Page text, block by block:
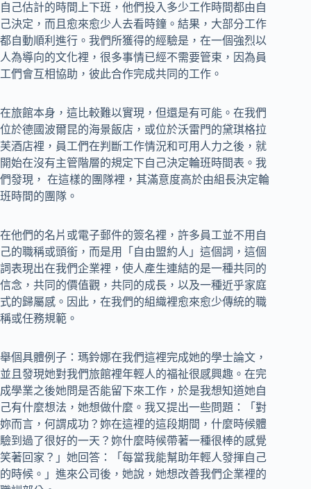
自己估計的時間上下班，他們投入多少工作時間都由自
己決定，而且愈來愈少人去看時鐘。結果，大部分工作
都自動順利進行。我們所獲得的經驗是，在一個強烈以
人為導向的文化裡，很多事情已經不需要管束，因為員
工們會互相協助，彼此合作完成共同的工作。
在旅館本身，這比較難以實現，但還是有可能。在我們
位於德國波爾昆的海景飯店，或位於沃雷門的黛琪格拉
芙酒店裡，員工們在判斷工作情況和可用人力之後，就
開始在沒有主管階層的規定下自己決定輪班時間表。我
們發現， 在這樣的團隊裡，其滿意度高於由組長決定輪
班時間的團隊。
在他們的名片或電子郵件的簽名裡，許多員工並不用自
己的職稱或頭銜，而是用「自由盟約人」這個詞，這個
詞表現出在我們企業裡，使人產生連結的是一種共同的
信念，共同的價值觀，共同的成長，以及一種近乎家庭
式的歸屬感。因此，在我們的組織裡愈來愈少傳統的職
稱或任務規範。
舉個具體例子：瑪鈴娜在我們這裡完成她的學士論文，
並且發現她對我們旅館裡年輕人的福祉很感興趣。在完
成學業之後她問是否能留下來工作，於是我想知道她自
己有什麼想法，她想做什麼。我又提出一些問題：「對
妳而言，何謂成功？妳在這裡的這段期間，什麼時候體
驗到過了很好的一天？妳什麼時候帶著一種很棒的感覺
笑著回家？」她回答：「每當我能幫助年輕人發揮自己
的時候。」進來公司後，她說，她想改善我們企業裡的